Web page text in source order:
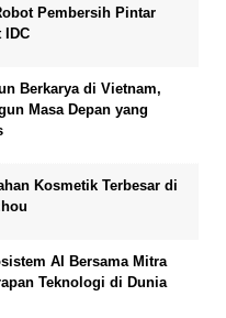
Pembersih Pintar
IDC
Berkarya di Vietnam,
Masa Depan yang
Kosmetik Terbesar di
AI Bersama Mitra
Teknologi di Dunia